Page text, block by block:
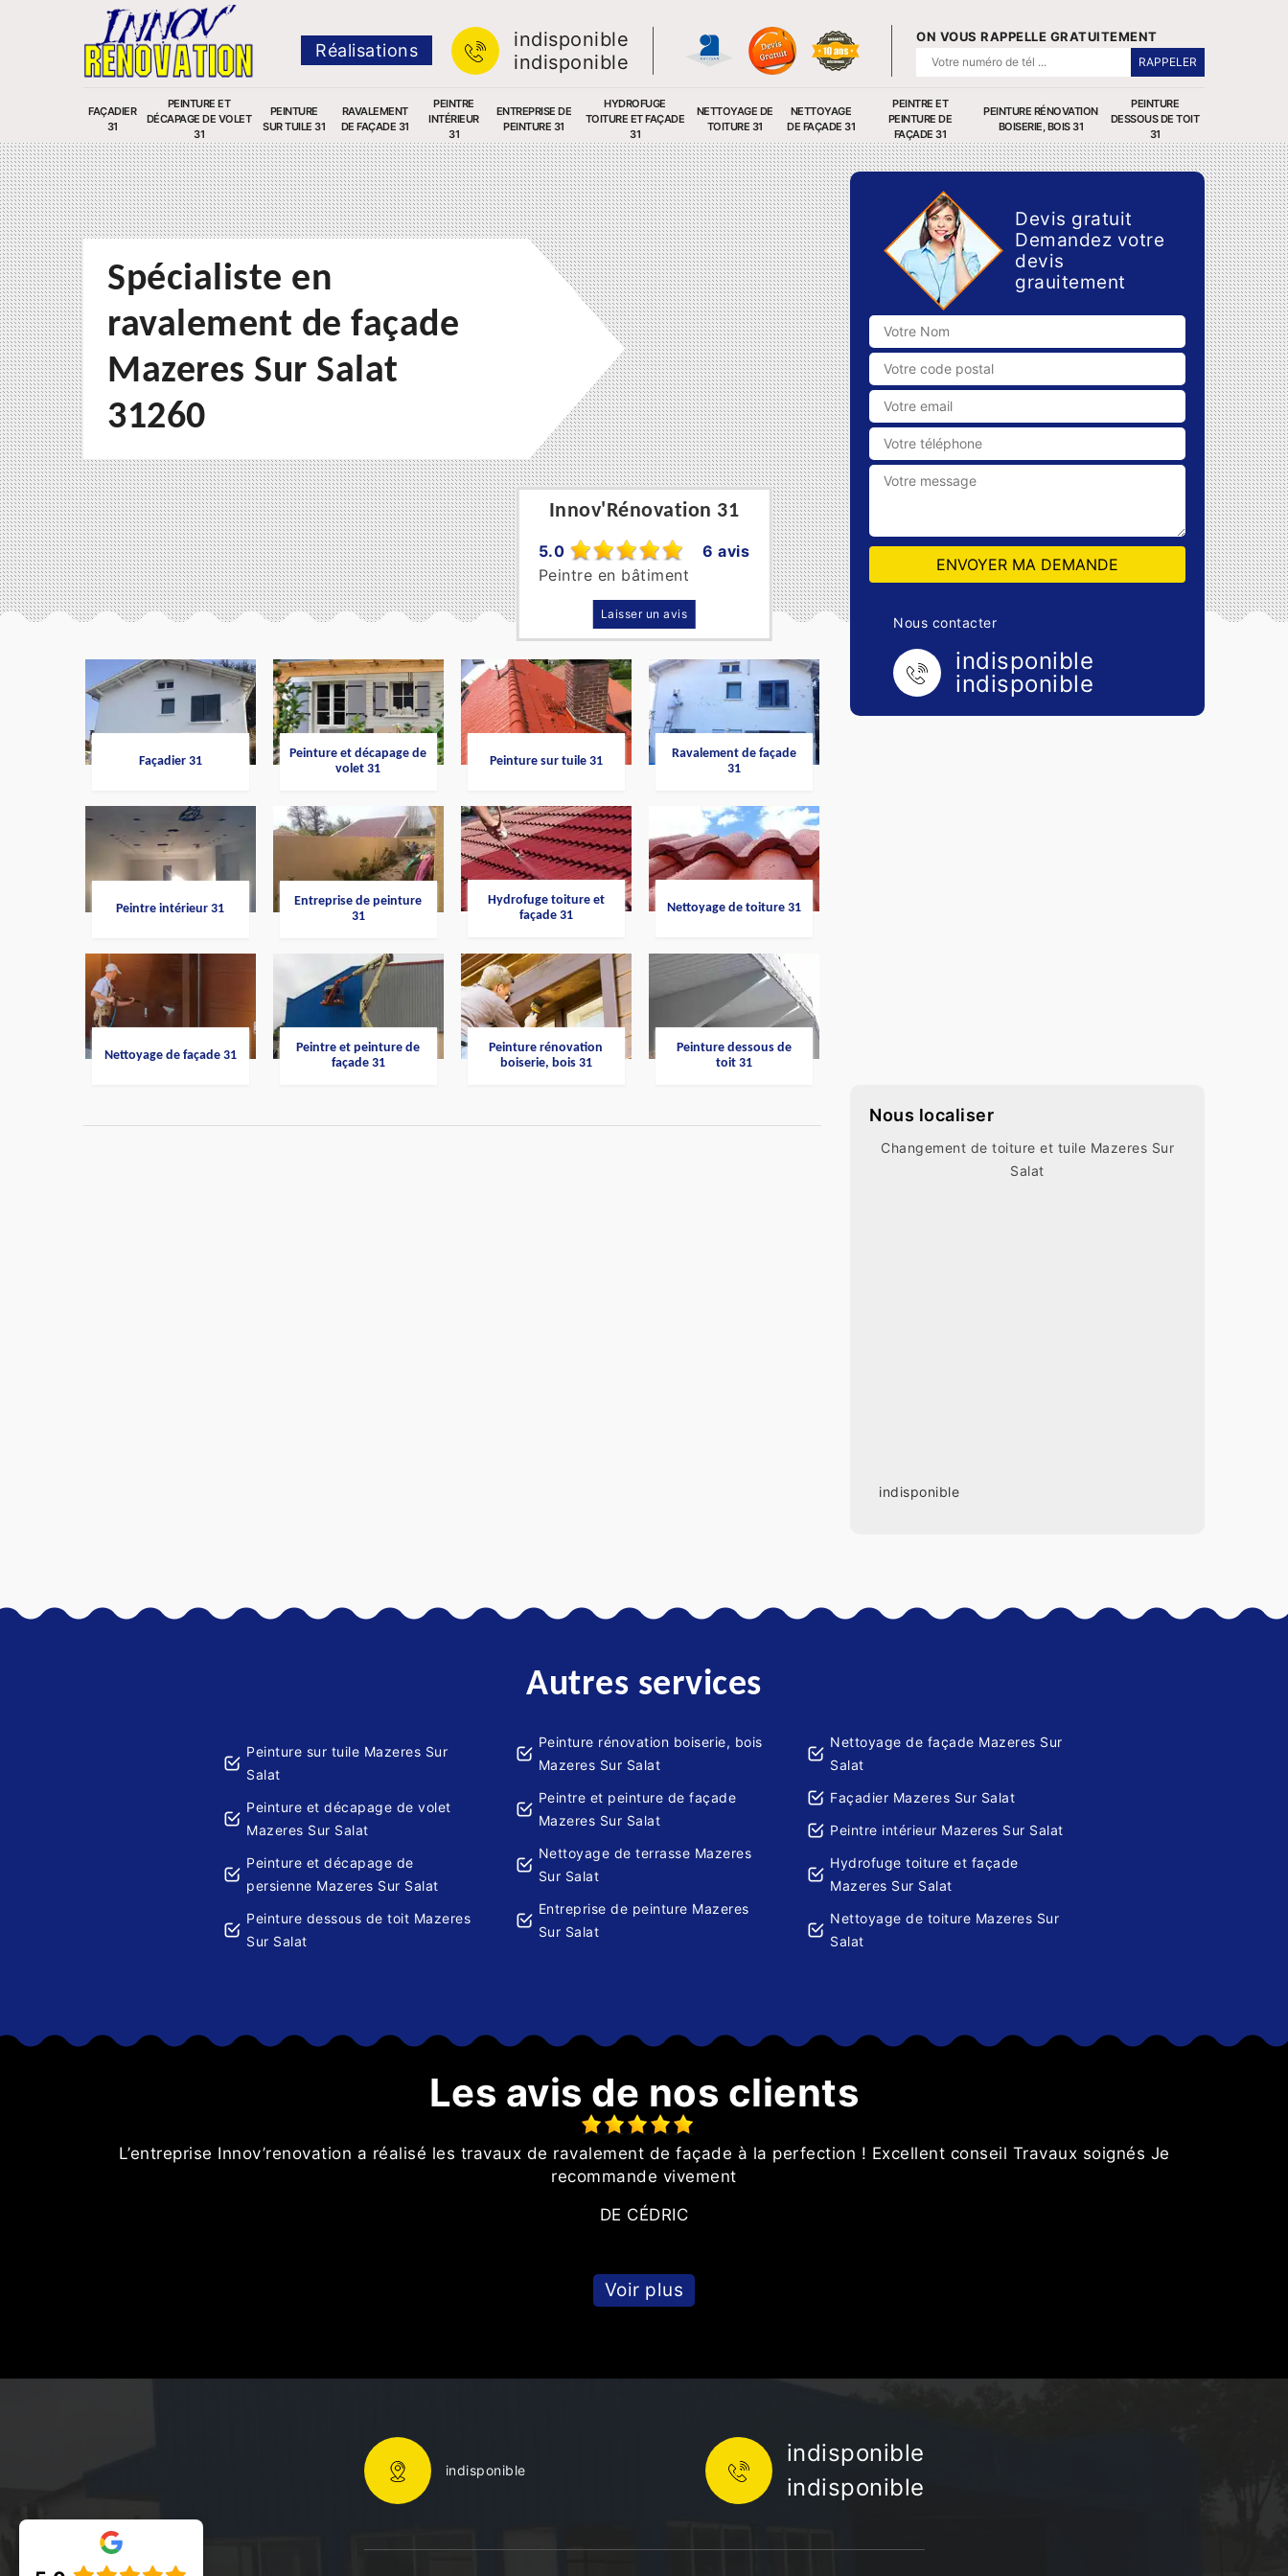
Réalisations
indisponible
indisponible
ON VOUS RAPPELLE GRATUITEMENT
FAÇADIER
31
PEINTURE ET
DÉCAPAGE DE VOLET
31
PEINTURE
SUR TUILE 31
RAVALEMENT
DE FAÇADE 31
PEINTRE
INTÉRIEUR
31
ENTREPRISE DE
PEINTURE 31
HYDROFUGE
TOITURE ET FAÇADE
31
NETTOYAGE DE
TOITURE 31
NETTOYAGE
DE FAÇADE 31
PEINTRE ET
PEINTURE DE
FAÇADE 31
PEINTURE RÉNOVATION
BOISERIE, BOIS 31
PEINTURE
DESSOUS DE TOIT
31
Innov'Rénovation 31
5.0
6 avis
Peintre en bâtiment
Laisser un avis
Spécialiste en
ravalement de façade
Mazeres Sur Salat
31260
Façadier 31
Peinture et décapage de
volet 31
Peinture sur tuile 31
Ravalement de façade
31
Peintre intérieur 31
Entreprise de peinture
31
Hydrofuge toiture et
façade 31
Nettoyage de toiture 31
Nettoyage de façade 31
Peintre et peinture de
façade 31
Peinture rénovation
boiserie, bois 31
Peinture dessous de
toit 31
Devis gratuit
Demandez votre
devis
grauitement
Nous contacter
indisponible
indisponible
Nous localiser
Changement de toiture et tuile Mazeres Sur
Salat
indisponible
Autres services
Peinture sur tuile Mazeres Sur
Salat
Peinture et décapage de volet
Mazeres Sur Salat
Peinture et décapage de
persienne Mazeres Sur Salat
Peinture dessous de toit Mazeres
Sur Salat
Peinture rénovation boiserie, bois
Mazeres Sur Salat
Peintre et peinture de façade
Mazeres Sur Salat
Nettoyage de terrasse Mazeres
Sur Salat
Entreprise de peinture Mazeres
Sur Salat
Nettoyage de façade Mazeres Sur
Salat
Façadier Mazeres Sur Salat
Peintre intérieur Mazeres Sur Salat
Hydrofuge toiture et façade
Mazeres Sur Salat
Nettoyage de toiture Mazeres Sur
Salat
Les avis de nos clients
L’entreprise Innov’renovation a réalisé les travaux de ravalement de façade à la perfection ! Excellent conseil Travaux soignés Je
recommande vivement
DE CÉDRIC
Voir plus
indisponible
indisponible
indisponible